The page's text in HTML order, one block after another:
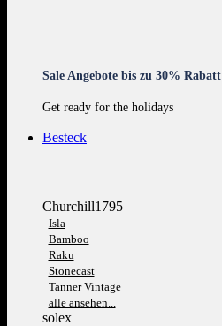
Sale Angebote bis zu 30% Rabatt
Get ready for the holidays
Besteck
Churchill1795
Isla
Bamboo
Raku
Stonecast
Tanner Vintage
alle ansehen...
solex